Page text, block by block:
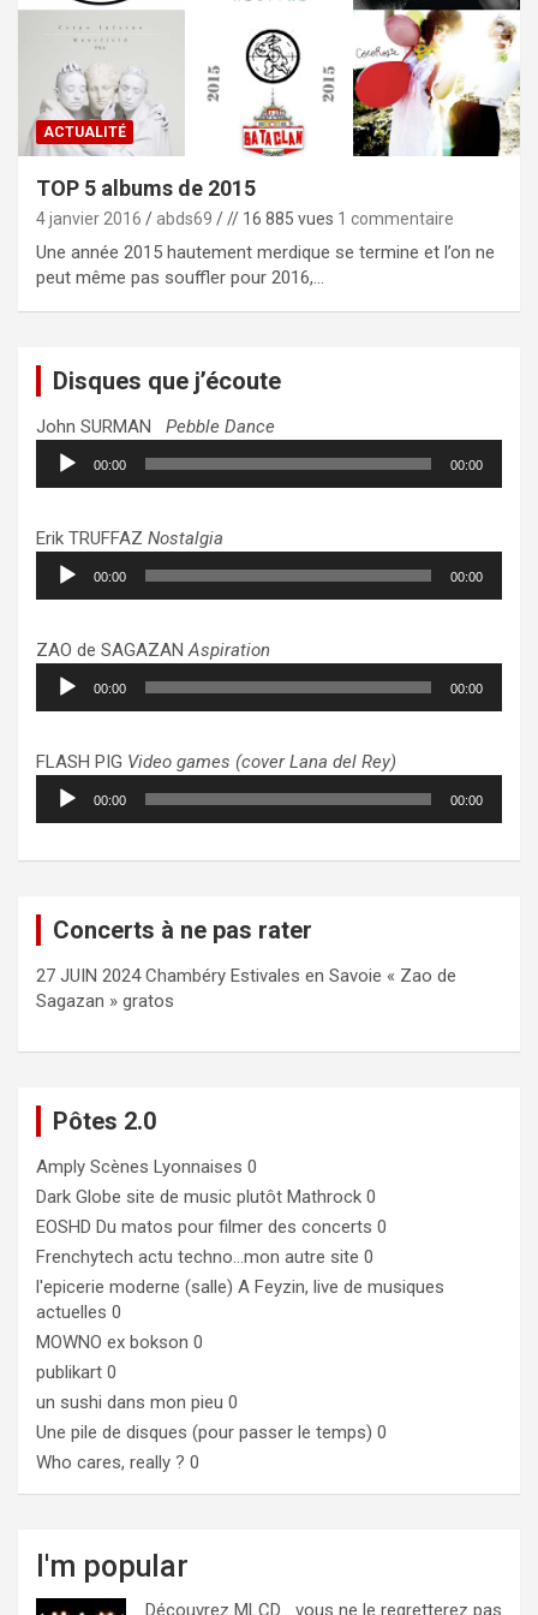
ACTUALITÉ
TOP 5 albums de 2015
4 janvier 2016 abds69 // 16 885 vues 1 commentaire
Une année 2015 hautement merdique se termine et l’on ne
peut même pas souffler pour 2016,…
Disques que j’écoute
John SURMAN Pebble Dance
Lecteur
audio
00:00 00:00
Erik TRUFFAZ Nostalgia
Lecteur
audio
00:00 00:00
ZAO de SAGAZANAspiration
Lecteur
audio
00:00 00:00
FLASH PIG Video games (cover Lana del Rey)
Lecteur
audio
00:00 00:00
Concerts à ne pas rater
27 JUIN 2024 Chambéry Estivales en Savoie « Zao de
Sagazan » gratos
Pôtes 2.0
Amply Scènes Lyonnaises 0
Dark Globe site de music plutôt Mathrock 0
EOSHD Du matos pour filmer des concerts 0
Frenchytech actu techno…mon autre site 0
l'epicerie moderne (salle) A Feyzin, live de musiques
actuelles 0
MOWNO ex bokson 0
publikart 0
un sushi dans mon pieu 0
Une pile de disques (pour passer le temps) 0
Who cares, really ? 0
I'm popular
Découvrez MLCD… vous ne le regretterez pas